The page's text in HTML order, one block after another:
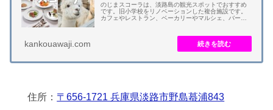
のじまスコーラは、淡路島の観光スポットでおすすめ
です。旧小学校をリノベーションした複合施設です。
カフェやレストラン、ベーカリーやマルシェ、バーベ
kankouawaji.com
住所： 〒656-1721 兵庫県淡路市野島蟇浦843